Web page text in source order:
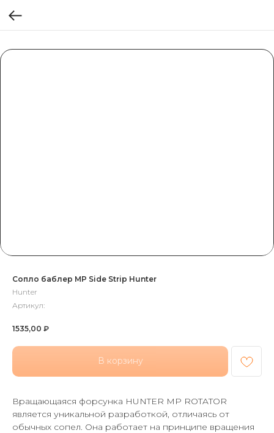
Сопло баблер MP Side Strip Hunter
Hunter
Артикул:
1535,00 ₽
В корзину
Вращающаяся форсунка HUNTER MP ROTATOR
является уникальной разработкой, отличаясь от
обычных сопел. Она работает на принципе вращения